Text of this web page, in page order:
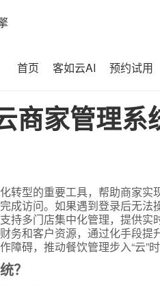
首页 客如云AI 预约试用
商家管理
转型的重要工具，帮助商家
成访问。如果遇到登录后无
持多门店集中化管理，提供
务和客户资源，通过化手段提
碍，推动餐饮管理步入“云”时
？